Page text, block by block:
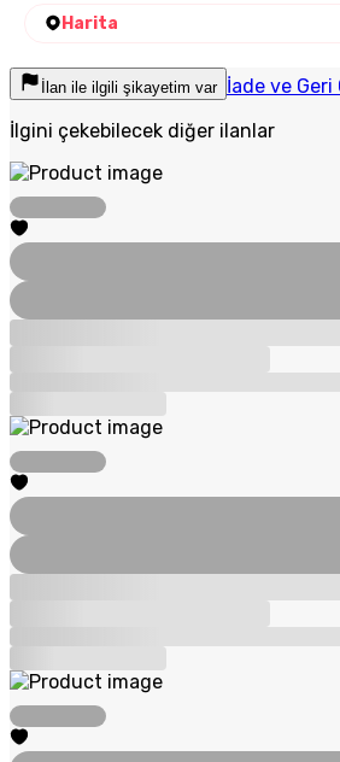
Harita
İlan ile ilgili şikayetim var İade ve Geri
İlgini çekebilecek diğer ilanlar